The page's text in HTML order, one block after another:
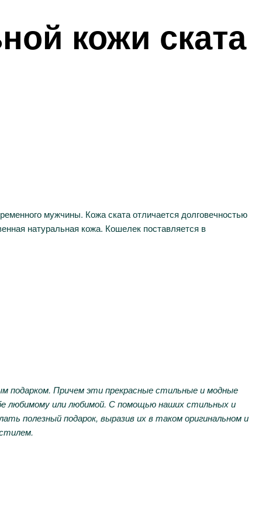
кожи ската
мужчины. Кожа ската отличается долговечностью
натуральная кожа. Кошелек поставляется в
подарком. Причем эти прекрасные стильные и модные
любимому или любимой. С помощью наших стильных и
полезный подарок, выразив их в таком оригинальном и